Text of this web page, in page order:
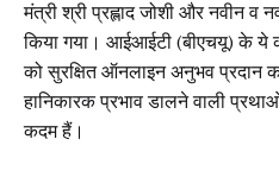
मंत्री श्री प्रह्लाद जोशी और नवीन व
किया गया। आईआईटी (बीएचयू) के ये
को सुरक्षित ऑनलाइन अनुभव प्रदान
हानिकारक प्रभाव डालने वाली
कदम हैं।